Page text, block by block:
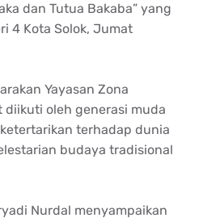
dan Tutua Bakaba” yang
4 Kota Solok, Jumat
Yayasan Zona
diikuti oleh generasi muda
terhadap dunia
budaya tradisional
Nurdal menyampaikan